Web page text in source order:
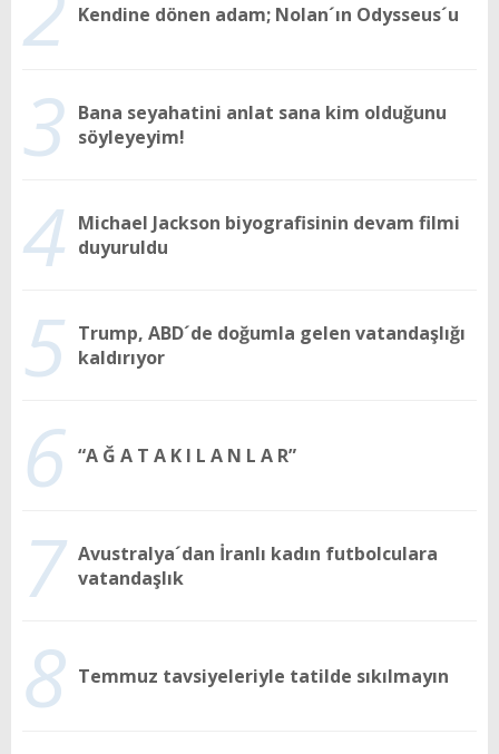
Kendine dönen adam; Nolan´ın Odysseus´u
3 Bana seyahatini anlat sana kim olduğunu
söyleyeyim!
4 Michael Jackson biyografisinin devam filmi
duyuruldu
5 Trump, ABD´de doğumla gelen vatandaşlığı
kaldırıyor
6 “A Ğ A T A K I L A N L A R”
7 Avustralya´dan İranlı kadın futbolculara
vatandaşlık
8 Temmuz tavsiyeleriyle tatilde sıkılmayın